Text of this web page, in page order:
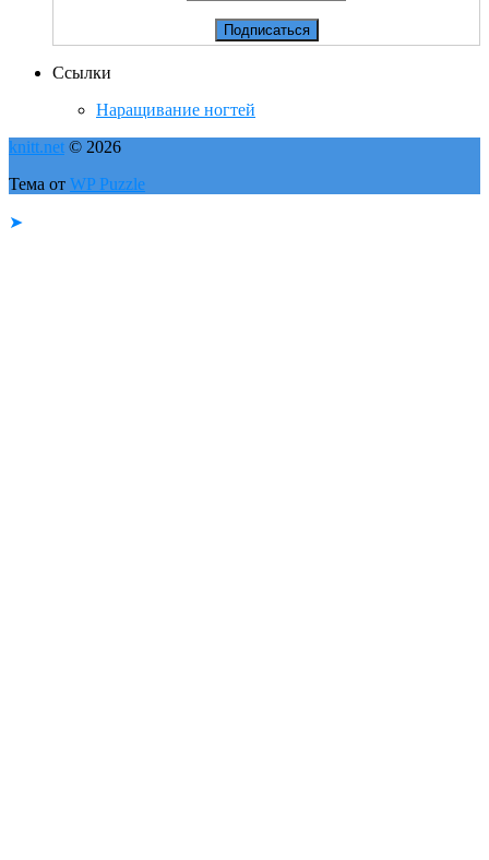
Ссылки
Наращивание ногтей
knitt.net © 2026
Тема от WP Puzzle
➤